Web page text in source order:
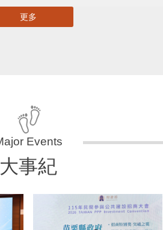
更多
大事紀